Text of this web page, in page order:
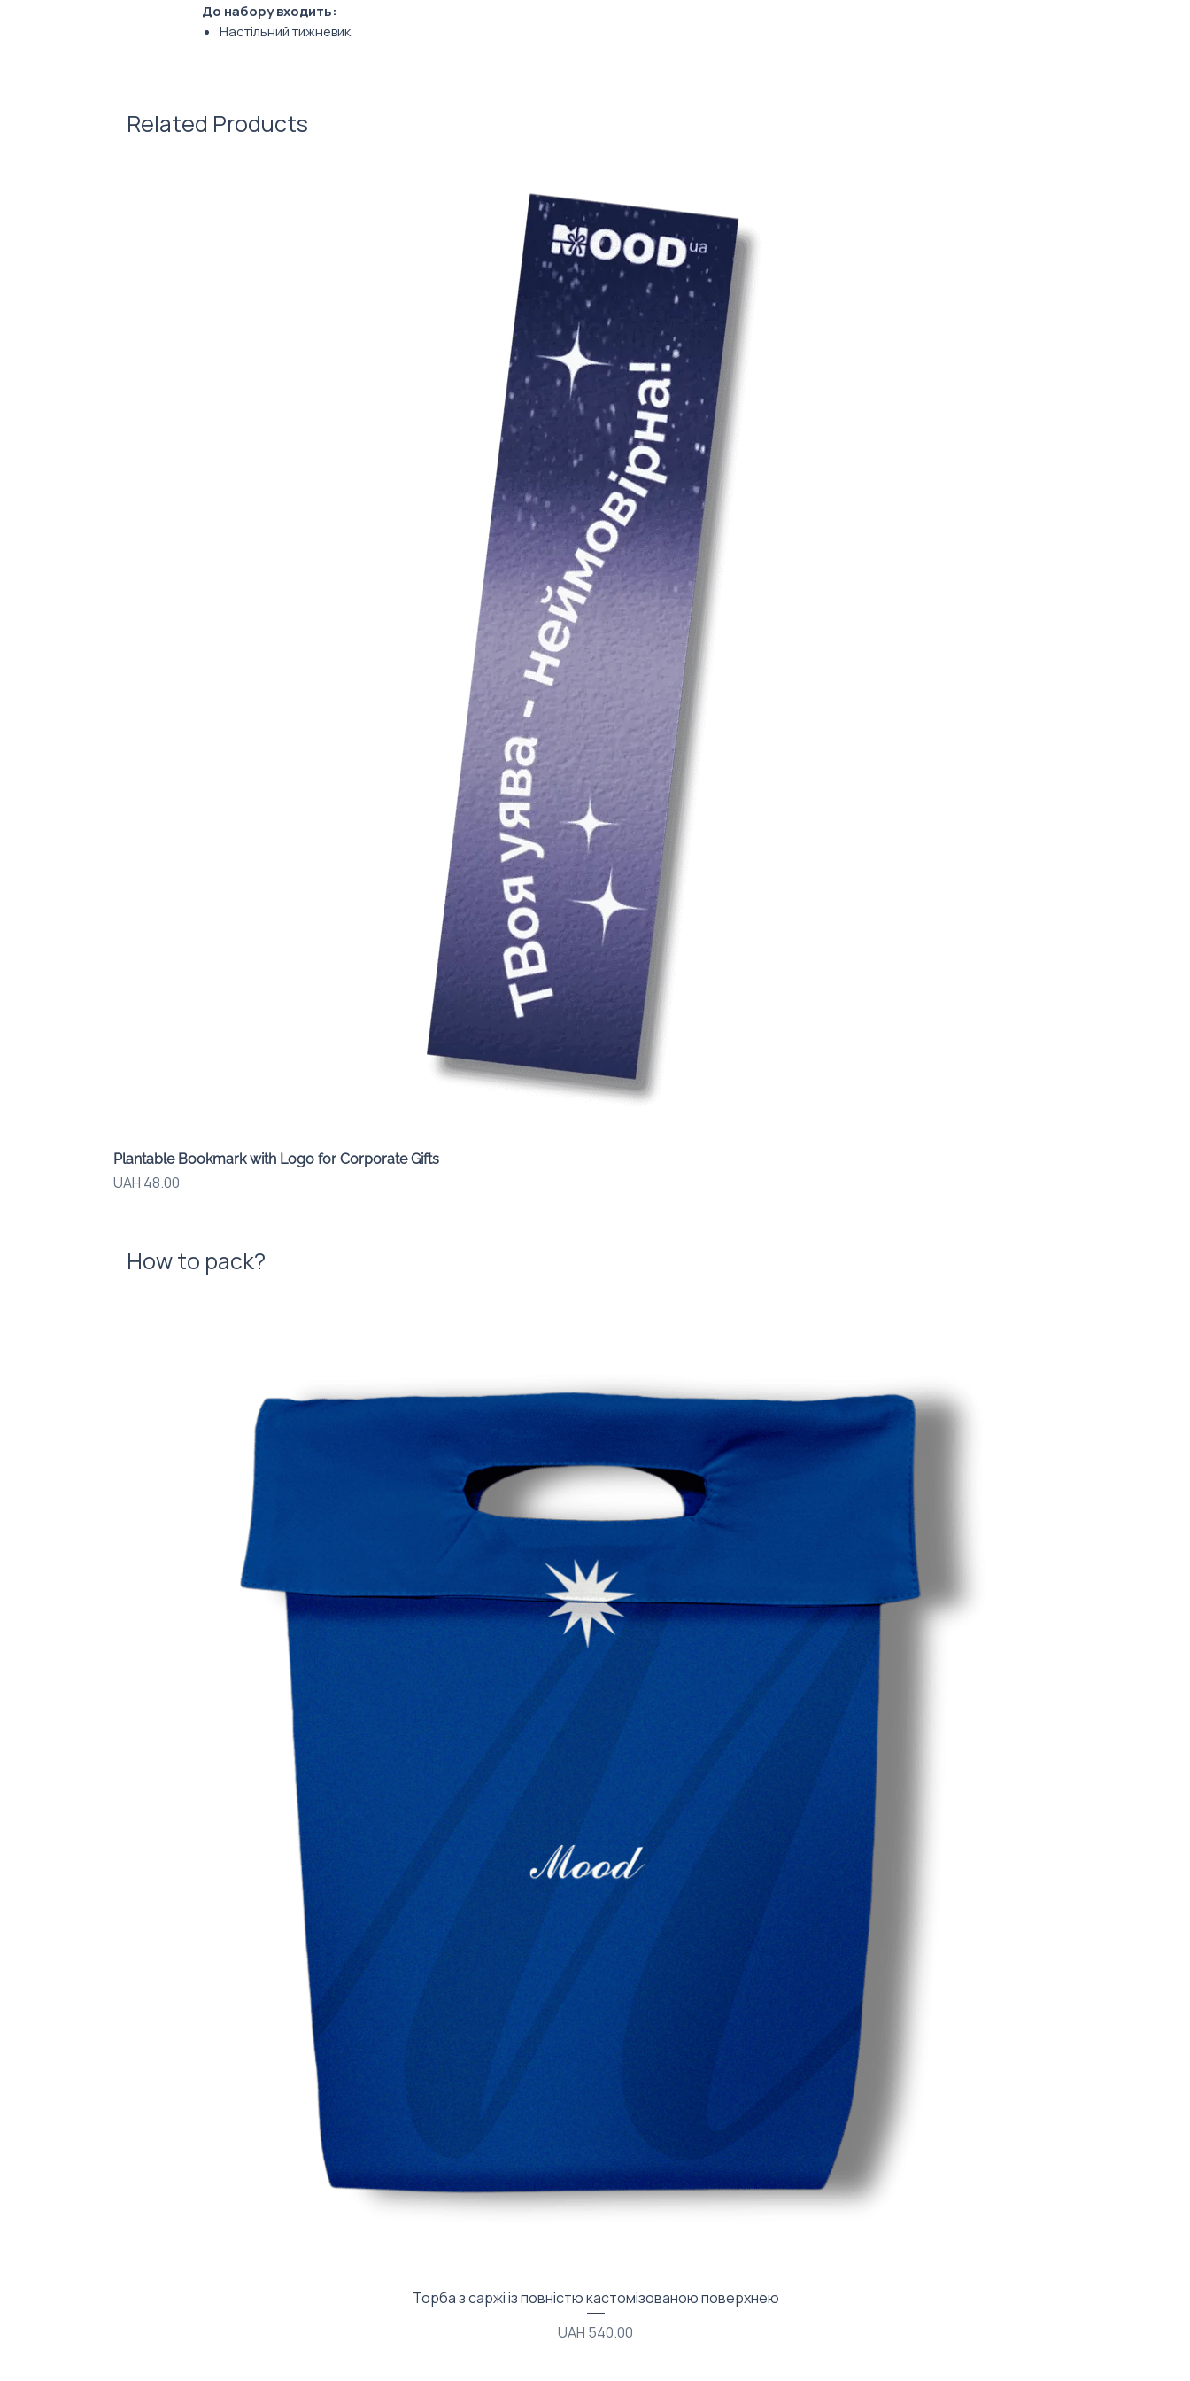
До набору входить:
Настільний тижневик
Фото ілюстративне. Зовнішній вид набору може відрізнятись від
обраного вами наповнення. Кольори та принти усіх наборів
Related Products
Plantable Bookmark with Logo for Corporate Gifts
Price
UAH 48.00
Children’s
Price
UAH 840.00
How to pack?
Quick View
Торба з саржі із повністю кастомізованою поверхнею
Price
UAH 540.00